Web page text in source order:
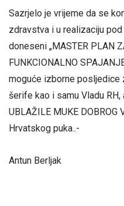
Sazrjelo je vrijeme da se
zdravstva i u realizaciju
doneseni „MASTER PLAN
FUNKCIONALNO
moguće izborne posljedice
šerife kao i samu Vladu
UBLAŽILE MUKE
Hrvatskog puka..-
Antun Berljak